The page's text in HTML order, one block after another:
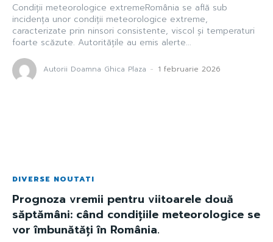
Condiții meteorologice extremeRomânia se află sub
incidența unor condiții meteorologice extreme,
caracterizate prin ninsori consistente, viscol și temperaturi
foarte scăzute. Autoritățile au emis alerte...
Autorii Doamna Ghica Plaza - 1 februarie 2026
DIVERSE NOUTATI
Prognoza vremii pentru viitoarele două
săptămâni: când condițiile meteorologice se
vor îmbunătăți în România.